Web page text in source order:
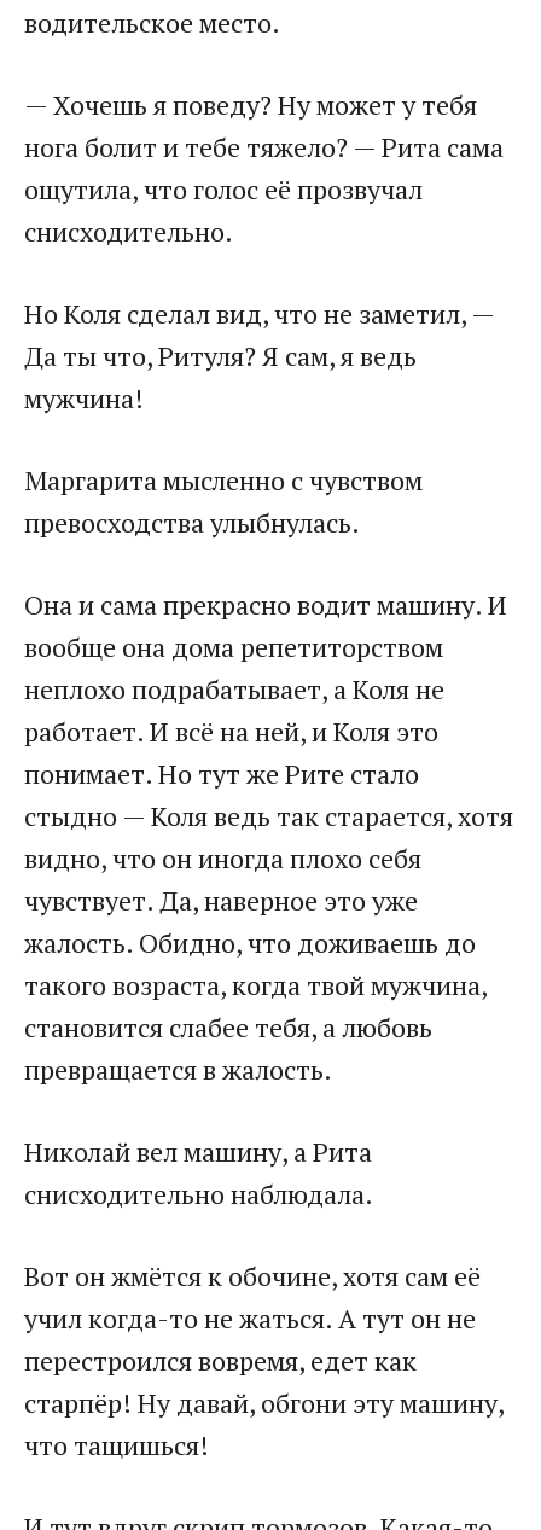
водительское место.
— Хочешь я поведу? Ну может у тебя
нога болит и тебе тяжело? — Рита сама
ощутила, что голос её прозвучал
снисходительно.
Но Коля сделал вид, что не заметил, —
Да ты что, Ритуля? Я сам, я ведь
мужчина!
Маргарита мысленно с чувством
превосходства улыбнулась.
Она и сама прекрасно водит машину. И
вообще она дома репетиторством
неплохо подрабатывает, а Коля не
работает. И всё на ней, и Коля это
понимает. Но тут же Рите стало
стыдно — Коля ведь так старается, хотя
видно, что он иногда плохо себя
чувствует. Да, наверное это уже
жалость. Обидно, что доживаешь до
такого возраста, когда твой мужчина,
становится слабее тебя, а любовь
превращается в жалость.
Николай вел машину, а Рита
снисходительно наблюдала.
Вот он жмётся к обочине, хотя сам её
учил когда-то не жаться. А тут он не
перестроился вовремя, едет как
старпёр! Ну давай, обгони эту машину,
что тащишься!